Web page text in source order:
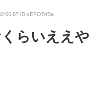
ID:xEFO7rfSa
らいええや